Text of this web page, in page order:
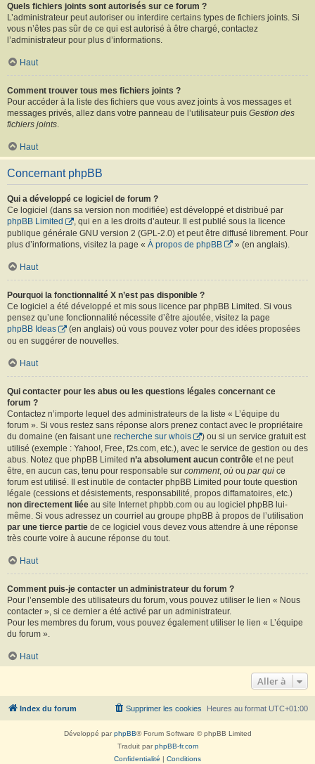
Quels fichiers joints sont autorisés sur ce forum ?
L’administrateur peut autoriser ou interdire certains types de fichiers joints. Si
vous n’êtes pas sûr de ce qui est autorisé à être chargé, contactez
l’administrateur pour plus d’informations.
Haut
Comment trouver tous mes fichiers joints ?
Pour accéder à la liste des fichiers que vous avez joints à vos messages et
messages privés, allez dans votre panneau de l’utilisateur puis Gestion des
fichiers joints.
Haut
Concernant phpBB
Qui a développé ce logiciel de forum ?
Ce logiciel (dans sa version non modifiée) est développé et distribué par
phpBB Limited
, qui en a les droits d’auteur. Il est publié sous la licence
publique générale GNU version 2 (GPL-2.0) et peut être diffusé librement. Pour
plus d’informations, visitez la page « À propos de phpBB » (en anglais).
Haut
Pourquoi la fonctionnalité X n’est pas disponible ?
Ce logiciel a été développé et mis sous licence par phpBB Limited. Si vous
pensez qu’une fonctionnalité nécessite d’être ajoutée, visitez la page
phpBB Ideas
(en anglais) où vous pouvez voter pour des idées proposées
ou en suggérer de nouvelles.
Haut
Qui contacter pour les abus ou les questions légales concernant ce
forum ?
Contactez n’importe lequel des administrateurs de la liste « L’équipe du
forum ». Si vous restez sans réponse alors prenez contact avec le propriétaire
du domaine (en faisant une recherche sur whois
) ou si un service gratuit est
utilisé (exemple : Yahoo!, Free, f2s.com, etc.), avec le service de gestion ou des
abus. Notez que phpBB Limited n’a absolument aucun contrôle et ne peut
être, en aucun cas, tenu pour responsable sur comment, où ou par qui ce
forum est utilisé. Il est inutile de contacter phpBB Limited pour toute question
légale (cessions et désistements, responsabilité, propos diffamatoires, etc.)
non directement liée au site Internet phpbb.com ou au logiciel phpBB lui-
même. Si vous adressez un courriel au groupe phpBB à propos de l’utilisation
par une tierce partie de ce logiciel vous devez vous attendre à une réponse
très courte voire à aucune réponse du tout.
Haut
Comment puis-je contacter un administrateur du forum ?
Pour l’ensemble des utilisateurs du forum, vous pouvez utiliser le lien « Nous
contacter », si ce dernier a été activé par un administrateur.
Pour les membres du forum, vous pouvez également utiliser le lien « L’équipe
du forum ».
Haut
Aller à
Index du forum Heures au format UTC+01:00
Supprimer les cookies
Développé parphpBB® Forum Software © phpBB Limited
Traduit parphpBB-fr.com
Confidentialité | Conditions